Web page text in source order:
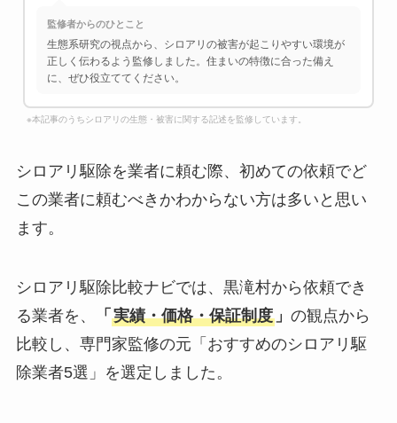
監修者からのひとこと
生態系研究の視点から、シロアリの被害が起こりやすい環境が
正しく伝わるよう監修しました。住まいの特徴に合った備え
に、ぜひ役立ててください。
※本記事のうちシロアリの生態・被害に関する記述を監修しています。
シロアリ駆除を業者に頼む際、初めての依頼でど
この業者に頼むべきかわからない方は多いと思い
ます。
シロアリ駆除比較ナビでは、黒滝村から依頼でき
る業者を、
「 実績・価格・保証制度」 の観点から
比較し、専門家監修の元「おすすめのシロアリ駆
除業者5選」を選定しました。